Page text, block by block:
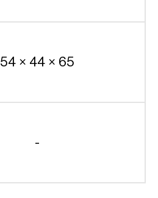
54 × 44 × 65
-